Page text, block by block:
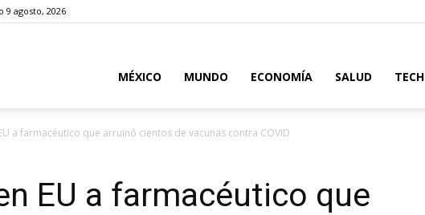
9 agosto, 2026
MÉXICO MUNDO ECONOMÍA SALUD TECH
a farmacéutico que arruinó cientos de vacunas contra COVID
EU a farmacéutico que